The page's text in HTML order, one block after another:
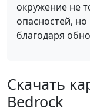
окружение не
опасностей,
благодаря
Скачать
Bedrock